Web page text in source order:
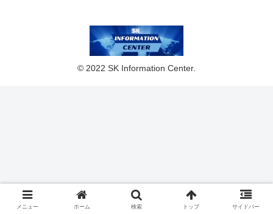
© 2022 SK Information Center.
メニュー ホーム 検索 トップ サイドバー